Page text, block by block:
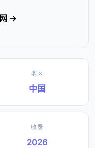
→
地区
中国
收录
2026